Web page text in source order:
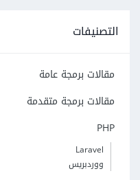
التصنيفات
مقالات برمجة عامة
مقالات برمجة متقدمة
PHP
Laravel
ووردبريس